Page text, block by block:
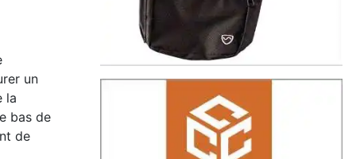
un
la
bas de
de